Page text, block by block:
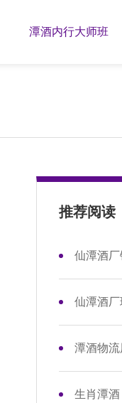
潭酒内行大师班
推荐阅读
仙潭酒厂
仙潭酒
潭酒物流
生肖潭酒